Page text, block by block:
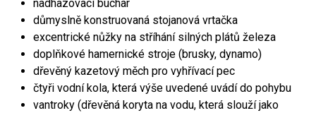
nadhazovací buchar
důmyslně konstruovaná stojanová vrtačka
excentrické nůžky na stříhání silných plátů železa
doplňkové hamernické stroje (brusky, dynamo)
dřevěný kazetový měch pro vyhřívací pec
čtyři vodní kola, která výše uvedené uvádí do pohybu
vantroky (dřevěná koryta na vodu, která slouží jako